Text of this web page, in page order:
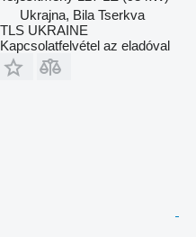
Ukrajna, Bila Tserkva
TLS UKRAINE
Kapcsolatfelvétel az eladóval